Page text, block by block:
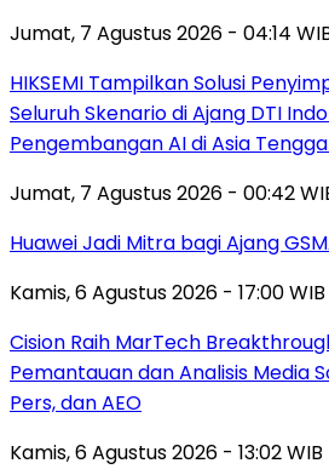
Jumat, 7 Agustus 2026 - 04:14
HIKSEMI Tampilkan Solusi
Seluruh Skenario di Ajang DTI
Pengembangan AI di Asia
Jumat, 7 Agustus 2026 - 00:42
Huawei Jadi Mitra bagi Ajang
Kamis, 6 Agustus 2026 - 17:00 WIB
Cision Raih MarTech
Pemantauan dan Analisis Media
Pers, dan AEO
Kamis, 6 Agustus 2026 - 13:02 WIB